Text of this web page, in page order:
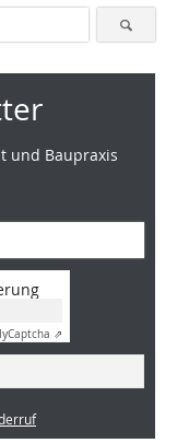
und Baupraxis
Captcha ⇗